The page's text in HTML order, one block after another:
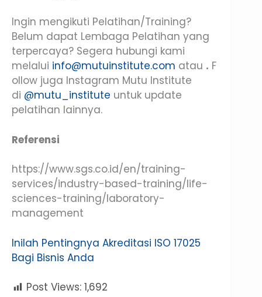
Ingin mengikuti Pelatihan/Training?
Belum dapat Lembaga Pelatihan yang
terpercaya? Segera hubungi kami
melalui info@mutuinstitute.com atau . F
ollow juga Instagram Mutu Institute
di @mutu_institute untuk update
pelatihan lainnya.
Referensi
https://www.sgs.co.id/en/training-
services/industry-based-training/life-
sciences-training/laboratory-
management
Inilah Pentingnya Akreditasi ISO 17025
Bagi Bisnis Anda
Post Views: 1,692